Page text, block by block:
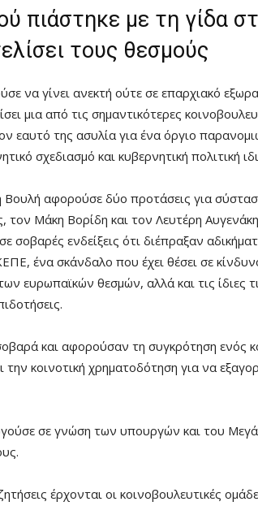
πιάστηκε με τη γίδα
τους θεσμούς
να γίνει ανεκτή ούτε σε επαρχιακό
μια από τις σημαντικότερες
εαυτό της ασυλία για ένα όργιο
σχεδιασμό και κυβερνητική πολιτική
Βουλή αφορούσε δύο προτάσεις για
τον Μάκη Βορίδη και τον Λευτέρη
σοβαρές ενδείξεις ότι διέπραξαν
ένα σκάνδαλο που έχει θέσει σε
ευρωπαϊκών θεσμών, αλλά και τις ίδιες
και αφορούσαν τη συγκρότηση ενός
την κοινοτική χρηματοδότηση για να
σε γνώση των υπουργών και του
έρχονται οι κοινοβουλευτικές